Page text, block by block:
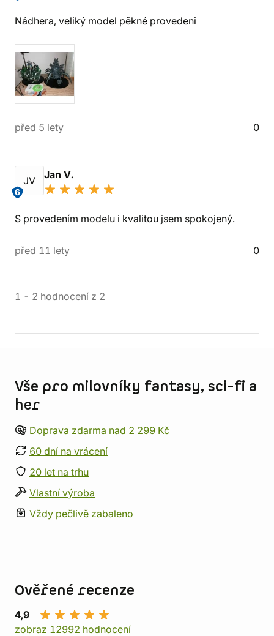
Nádhera, veliký model pěkné provedeni
před 5 lety 0
JV
6
Jan V.
S provedením modelu i kvalitou jsem spokojený.
před 11 lety 0
1 - 2 hodnocení z 2
Vše pro milovníky fantasy, sci-fi a
her
Doprava zdarma nad 2 299 Kč
60 dní na vrácení
20 let na trhu
Vlastní výroba
Vždy pečlivě zabaleno
Ověřené recenze
4,9
zobraz 12992 hodnocení